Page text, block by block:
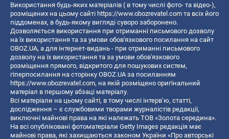
Використання будь-яких матеріалів ( в тому числі фото- та відео-),
розміщених на цьому сайті https://www.obozrevatel.com та всіх його
піддоменах, в будь-якому вигляді суворо заборонено.
Дозволяється використання при отриманні письмового дозволу
на їх використання та за умови обов'язкового посилання на сайт
OBOZ.UA, а для інтернет-видань - при отриманні письмового
дозволу на їх використання та за умови обов'язкового
розміщення прямого, відкритого для пошукових систем,
гіперпосилання на сторінку OBOZ.UA за посиланням
https://www.obozrevatel.com, на якій розміщено оригінальний
матеріал в першому абзаці матеріалу.
Всі матеріали на цьому сайті, в тому числі інтерв’ю, статті,
дослідження – є службовими творами журналістів редакції,
виключні майнові права на які належать ТОВ «Золота середина».
На всі опубліковані фотоматеріали Getty Images редакція має
майнові права, які захищаються законом України «Про авторські